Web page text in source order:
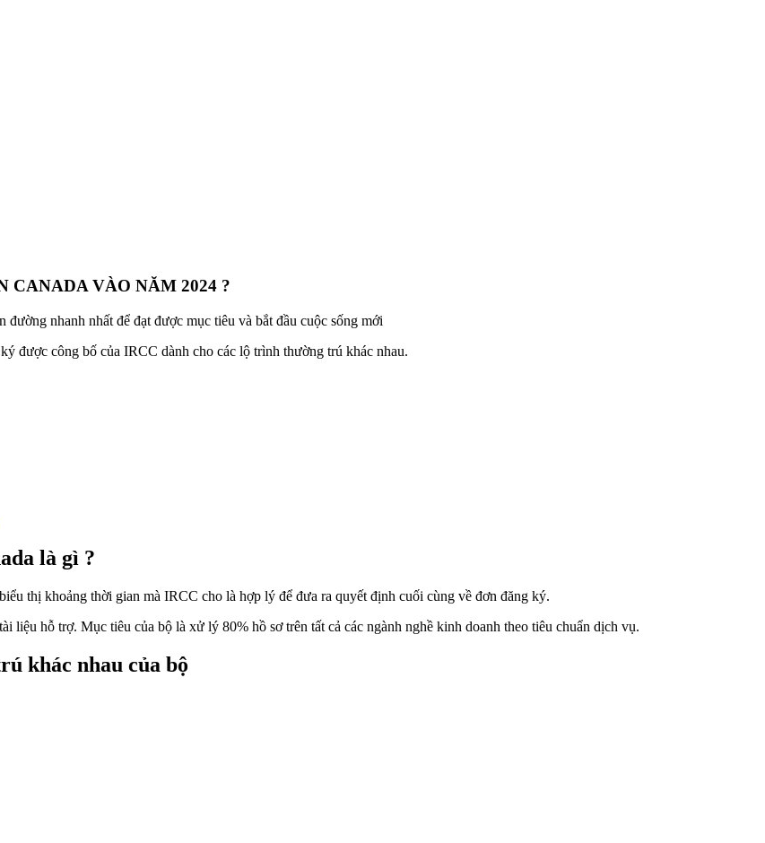
VÀO NĂM 2024 ?
nhanh nhất để đạt được mục tiêu và bắt đầu cuộc sống mới
được công bố của IRCC dành cho các lộ trình thường trú khác nhau.
là gì ?
thị khoảng thời gian mà IRCC cho là hợp lý để đưa ra quyết định cuối cùng về đơn đăng ký.
liệu hỗ trợ. Mục tiêu của bộ là xử lý 80% hồ sơ trên tất cả các ngành nghề kinh doanh theo tiêu chuẩn dịch vụ.
khác nhau của bộ